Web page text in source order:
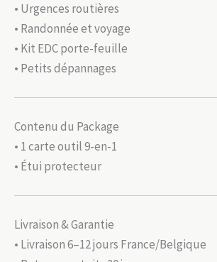
• Urgences routières
• Randonnée et voyage
• Kit EDC porte-feuille
• Petits dépannages
Contenu du Package
• 1 carte outil 9-en-1
• Étui protecteur
Livraison & Garantie
• Livraison 6–12 jours France/Belgique